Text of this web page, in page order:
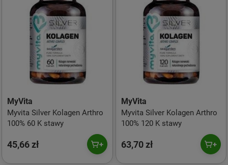
MyVita
Myvita Silver Kolagen Arthro
100% 60 K stawy
45,66 zł
MyVita
Myvita Silver Kolagen Arthro
100% 120 K stawy
63,70 zł